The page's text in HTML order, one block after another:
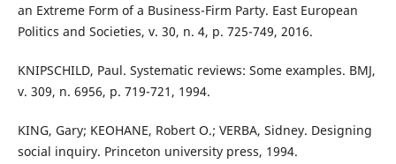
an Extreme Form of a Business-Firm Party. East European
Politics and Societies, v. 30, n. 4, p. 725-749, 2016.
KNIPSCHILD, Paul. Systematic reviews: Some examples. BMJ,
v. 309, n. 6956, p. 719-721, 1994.
KING, Gary; KEOHANE, Robert O.; VERBA, Sidney. Designing
social inquiry. Princeton university press, 1994.